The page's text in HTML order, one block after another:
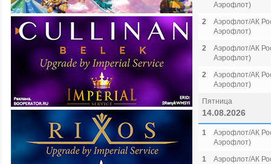
Аэрофлот)
2
Аэрофлот/АК
Аэрофлот)
2
Аэрофлот/АК
Аэрофлот)
2
Аэрофлот/АК
Аэрофлот)
Пятница
14.08.2026
1
Аэрофлот/АК
Аэрофлот)
1
Аэрофлот/АК